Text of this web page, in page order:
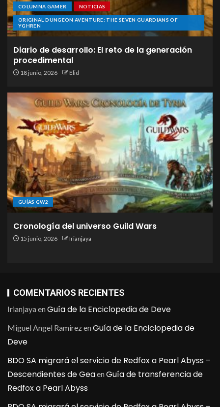
COLUMNA GAMER NOTICIAS
ORIGINAL DUNGEON AVENTURE: THE SEVEN GUARDIANS OF
YGHREN
Diario de desarrollo: El reto de la generación
procedimental
18 junio, 2026 Elid
GUÍAS GW2
Cronología del universo Guild Wars
15 junio, 2026 Irianjaya
COMENTARIOS RECIENTES
IrianjayaenGuía de la Enciclopedia de Deve
Miguel Angel RamirezenGuía de la Enciclopedia de
Deve
BDO SA migrará el servicio de Redfox a Pearl Abyss –
Descendientes de GeaenGuía de transferencia de
Redfox a Pearl Abyss